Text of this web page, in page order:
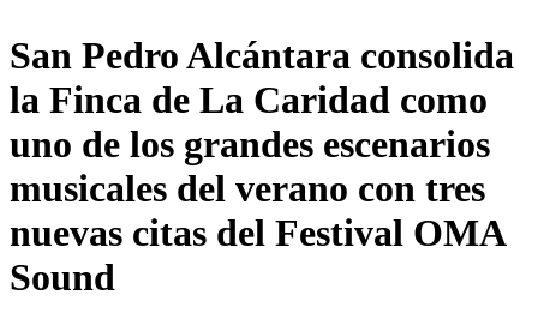
San Pedro Alcántara consolida
la Finca de La Caridad como
uno de los grandes escenarios
musicales del verano con tres
nuevas citas del Festival OMA
Sound